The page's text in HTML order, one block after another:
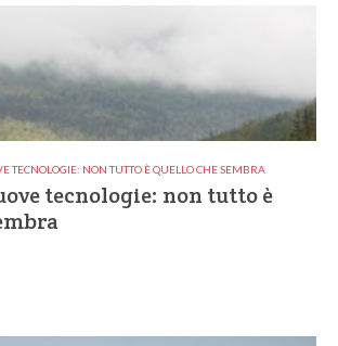
TECNOLOGIE: NON TUTTO È QUELLO CHE SEMBRA
tecnologie: non tutto è